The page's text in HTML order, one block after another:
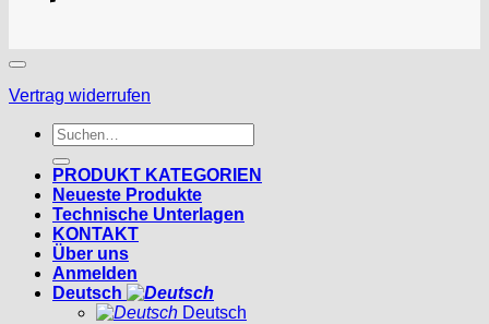
Vertrag widerrufen
Suchen
nach:
PRODUKT KATEGORIEN
Neueste Produkte
Technische Unterlagen
KONTAKT
Über uns
Anmelden
Deutsch
Deutsch